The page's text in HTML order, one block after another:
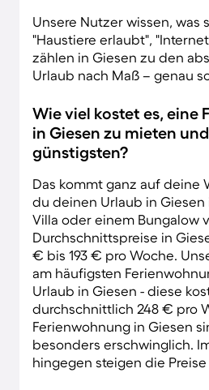
Unsere Nutzer wissen, was
"Haustiere erlaubt",
zählen in Giesen zu den
Urlaub nach Maß – genau
Wie viel kostet es, eine
in Giesen zu mieten
günstigsten?
Das kommt ganz auf deine
du deinen Urlaub in Giesen
Villa oder einem Bungalow
Durchschnittspreise in
€ bis 193 € pro Woche.
am häufigsten
Urlaub in Giesen - diese
durchschnittlich 248 € pro
Ferienwohnung in Giesen
besonders erschwinglich.
hingegen steigen die